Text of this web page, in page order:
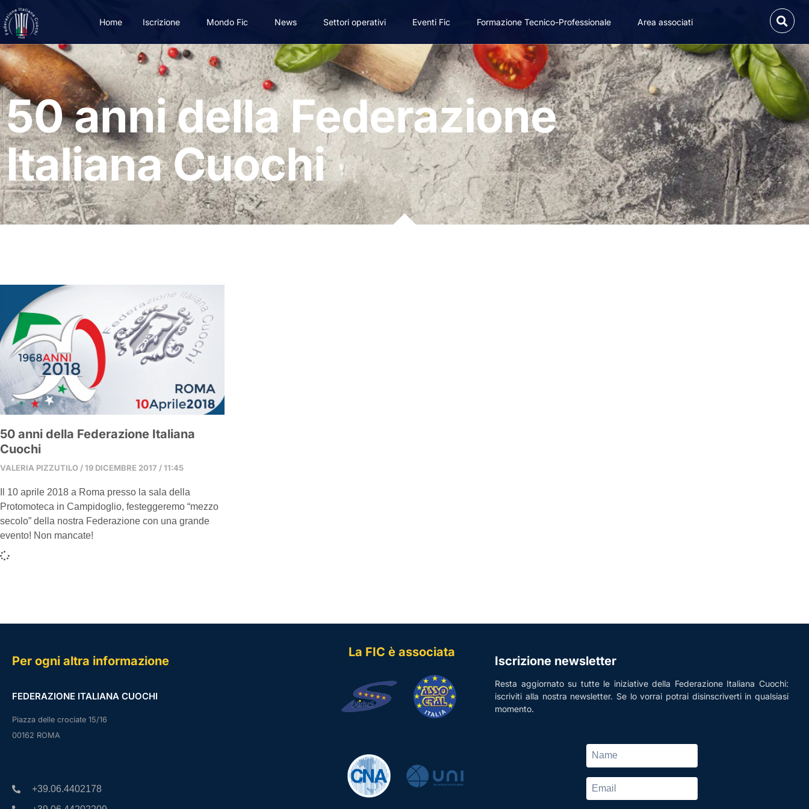
Home Iscrizione Mondo Fic News Settori operativi Eventi Fic Formazione Tecnico-Professionale Area associati
50 anni della Federazione
Italiana Cuochi
50 anni della Federazione Italiana
Cuochi
VALERIA PIZZUTILO 19 DICEMBRE 2017 11:45
Il 10 aprile 2018 a Roma presso la sala della
Protomoteca in Campidoglio, festeggeremo “mezzo
secolo” della nostra Federazione con una grande
evento! Non mancate!
Per ogni altra informazione
FEDERAZIONE ITALIANA CUOCHI
Piazza delle crociate 15/16
00162 ROMA
+39.06.4402178
La FIC è associata
Iscrizione newsletter
Resta aggiornato su tutte le iniziative della Federazione Italiana Cuochi:
iscriviti alla nostra newsletter. Se lo vorrai potrai disinscriverti in qualsiasi
momento.